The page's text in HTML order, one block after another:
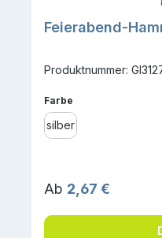
Feierabend-
Produktnummer:
Farbe
silber
Regulärer Preis:
Ab 2,67 €